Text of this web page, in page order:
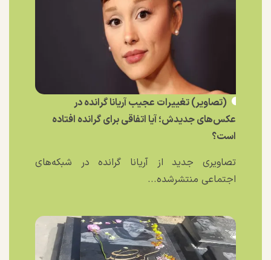
(تصاویر) تغییرات عجیب آریانا گرانده در
عکس‌های جدیدش؛ آیا اتفاقی برای گرانده افتاده
است؟
تصاویری جدید از آریانا گرانده در شبکه‌های
اجتماعی منتشرشده...